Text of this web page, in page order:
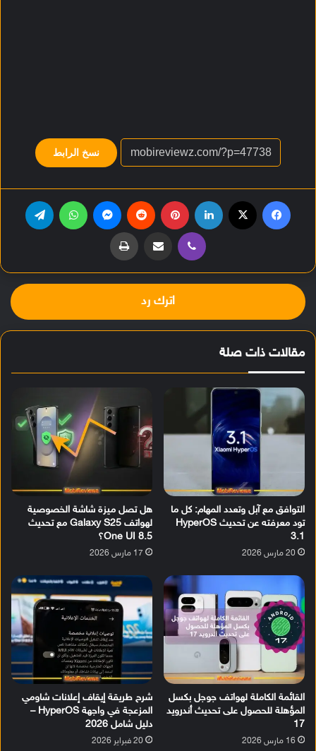
نسخ الرابط
ڤايبر مشاركة عبر البريد طباعة
اترك رد
مقالات ذات صلة
التوافق مع آبل وتعدد المهام: كل ما
تود معرفته عن تحديث HyperOS
3.1
20 مارس 2026
هل تصل ميزة شاشة الخصوصية
لهواتف Galaxy S25 مع تحديث
One UI 8.5؟
17 مارس 2026
القائمة الكاملة لهواتف جوجل بكسل
المؤهلة للحصول على تحديث أندرويد
17
16 مارس 2026
شرح طريقة إيقاف إعلانات شاومي
المزعجة في واجهة HyperOS –
دليل شامل 2026
20 فبراير 2026